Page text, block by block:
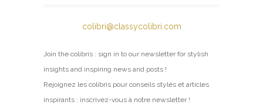
colibri@classycolibri.com
Join the colibris : sign in to our newsletter for stylish
insights and inspiring news and posts !
Rejoignez les colibris pour conseils stylés et articles
inspirants : inscrivez-vous à notre newsletter !